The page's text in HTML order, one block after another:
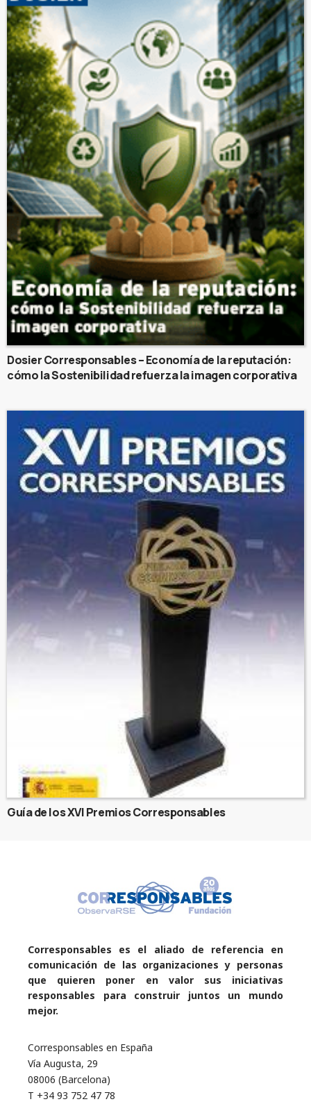
Dosier Corresponsables – Economía de la reputación:
cómo la Sostenibilidad refuerza la imagen corporativa
Guía de los XVI Premios Corresponsables
Corresponsables es el aliado de referencia en
comunicación de las organizaciones y personas
que quieren poner en valor sus iniciativas
responsables para construir juntos un mundo
mejor.
Corresponsables en España
Vía Augusta, 29
08006 (Barcelona)
T +34 93 752 47 78